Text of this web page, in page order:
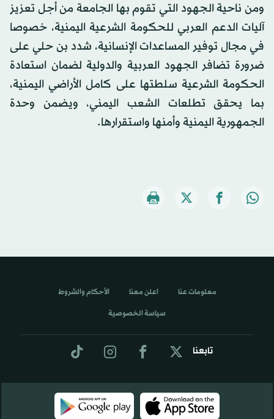
ومن ناحية الجهود التي تقوم بها الجامعة من أجل تعزيز
آليات الدعم العربي للحكومة الشرعية اليمنية، خصوصا
في مجال توفير المساعدات الإنسانية، شدد بن حلي على
ضرورة تضافر الجهود العربية والدولية لضمان استعادة
الحكومة الشرعية سلطتها على كامل الأراضي اليمنية،
بما يحقق تطلعات الشعب اليمني، ويضمن وحدة
الجمهورية اليمنية وأمنها واستقرارها.
تابعنا
معلومات عنا اعلن معنا الأحكام والشروط
سياسة الخصوصية